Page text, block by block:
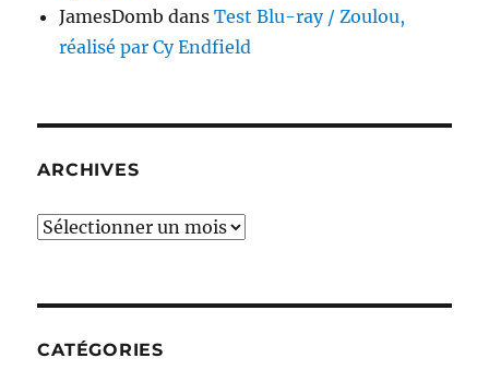
JamesDomb dansTest Blu-ray / Zoulou,
réalisé par Cy Endfield
ARCHIVES
Archives
CATÉGORIES